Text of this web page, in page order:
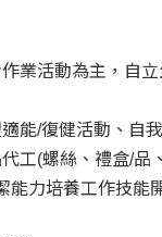
業活動為主，自
能/復健活動、自
工(螺絲、禮盒/品
能力培養工作技能